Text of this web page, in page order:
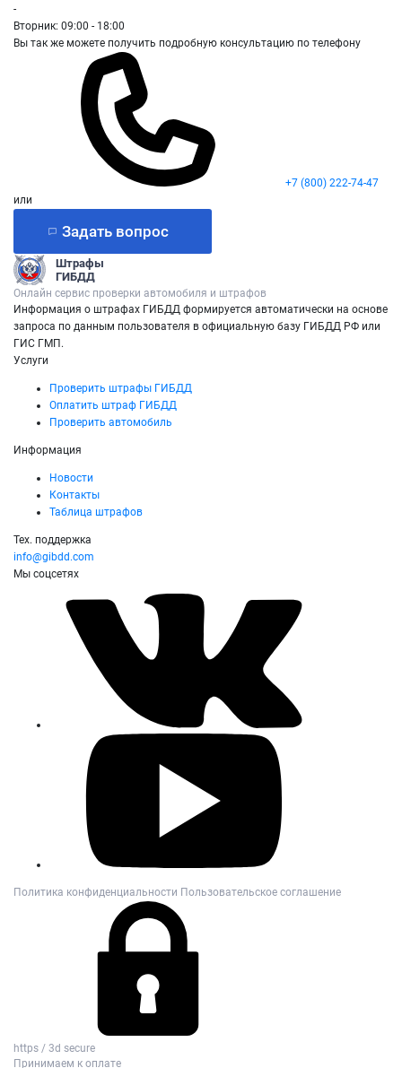
-
Вторник: 09:00 - 18:00
Вы так же можете получить подробную консультацию по телефону
+7 (800) 222-74-47
или
Задать вопрос
Штрафы
ГИБДД
Онлайн сервис проверки автомобиля и штрафов
Информация о штрафах ГИБДД формируется автоматически на основе
запроса по данным пользователя в официальную базу ГИБДД РФ или
ГИС ГМП.
Услуги
Проверить штрафы ГИБДД
Оплатить штраф ГИБДД
Проверить автомобиль
Информация
Новости
Контакты
Таблица штрафов
Тех. поддержка
info@gibdd.com
Мы соцсетях
Политика конфиденциальности Пользовательское соглашение
https / 3d secure
Принимаем к оплате